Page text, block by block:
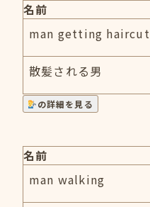
名前
man getting haircut
散髪される男
の詳細を見る
名前
man walking